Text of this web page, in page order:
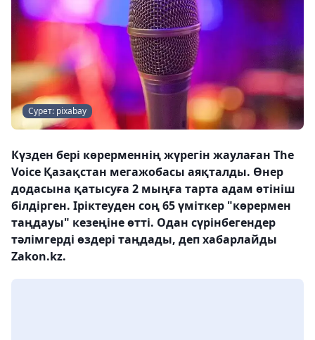
Сурет: pixabay
Күзден бері көрерменнің жүрегін жаулаған The
Voice Қазақстан мегажобасы аяқталды. Өнер
додасына қатысуға 2 мыңға тарта адам өтініш
білдірген. Іріктеуден соң 65 үміткер "көрермен
таңдауы" кезеңіне өтті. Одан сүрінбегендер
тәлімгерді өздері таңдады, деп хабарлайды
Zakon.kz.